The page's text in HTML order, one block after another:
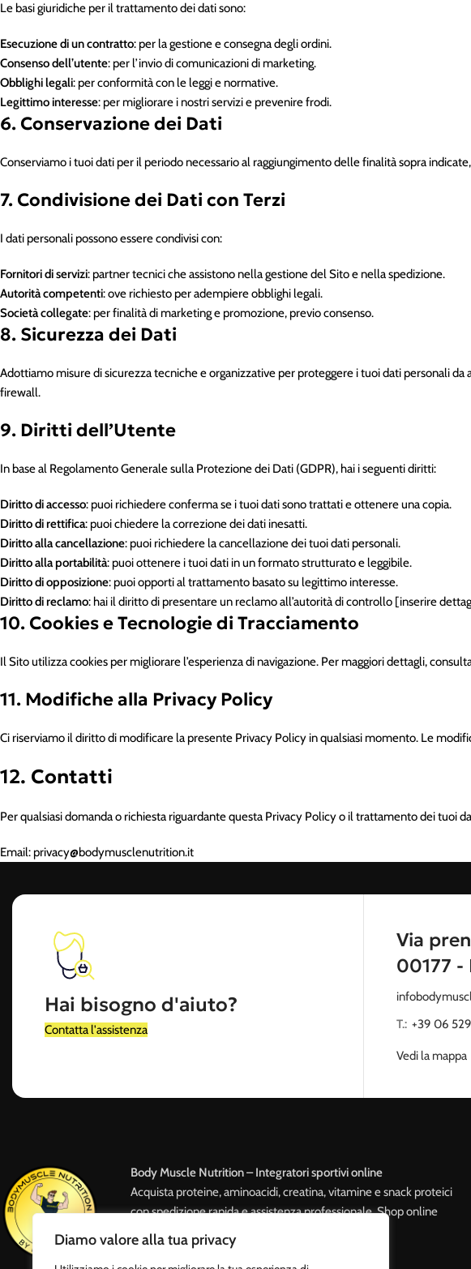
Diamo valore alla tua privacy
Le basi giuridiche per il trattamento dei dati sono:
Esecuzione di un contratto: per la gestione e consegna degli ordini.
Consenso dell’utente: per l’invio di comunicazioni di marketing.
Obblighi legali: per conformità con le leggi e normative.
Legittimo interesse: per migliorare i nostri servizi e prevenire frodi.
6. Conservazione dei Dati
Conserviamo i tuoi dati per il periodo necessario al raggiungimento delle finalità sopra
7. Condivisione dei Dati con Terzi
I dati personali possono essere condivisi con:
Fornitori di servizi: partner tecnici che assistono nella gestione del Sito e nella spedizione.
Autorità competenti: ove richiesto per adempiere obblighi legali.
Società collegate: per finalità di marketing e promozione, previo consenso.
8. Sicurezza dei Dati
Adottiamo misure di sicurezza tecniche e organizzative per proteggere i tuoi dati personali
firewall.
9. Diritti dell’Utente
In base al Regolamento Generale sulla Protezione dei Dati (GDPR), hai i seguenti diritti:
Diritto di accesso: puoi richiedere conferma se i tuoi dati sono trattati e ottenere una copia.
Diritto di rettifica: puoi chiedere la correzione dei dati inesatti.
Diritto alla cancellazione: puoi richiedere la cancellazione dei tuoi dati personali.
Diritto alla portabilità: puoi ottenere i tuoi dati in un formato strutturato e leggibile.
Diritto di opposizione: puoi opporti al trattamento basato su legittimo interesse.
Diritto di reclamo: hai il diritto di presentare un reclamo all’autorità di controllo [inserire
10. Cookies e Tecnologie di Tracciamento
Il Sito utilizza cookies per migliorare l’esperienza di navigazione. Per maggiori dettagli,
11. Modifiche alla Privacy Policy
Ci riserviamo il diritto di modificare la presente Privacy Policy in qualsiasi momento. Le
12. Contatti
Per qualsiasi domanda o richiesta riguardante questa Privacy Policy o il trattamento dei tuoi
Email: privacy@bodymusclenutrition.it
Hai bisogno d'aiuto?
Contatta l'assistenza
Via
00177 -
T.:‭ +39 06
Vedi la mappa
Body Muscle Nutrition – Integratori sportivi online
Acquista proteine, aminoacidi, creatina, vitamine e snack proteici
con spedizione rapida e assistenza professionale. Shop online
attivo 24/7 e punto vendita a Roma.